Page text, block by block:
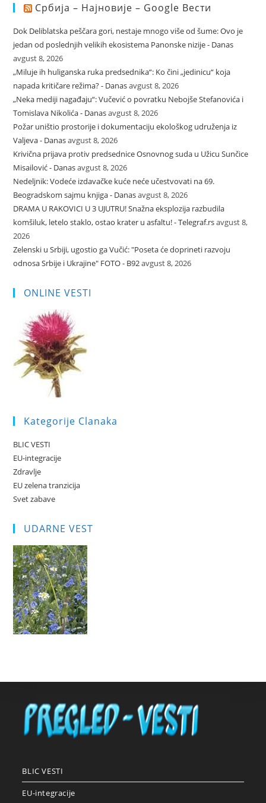
Србија – Најновије – Google Вести
Dok Deliblatska peščara gori, nestaje mnogo više od šume: Ovo je
jedan od poslednjih velikih ekosistema Panonske nizije - Danas
avgust 8, 2026
„Miluje ih huliganska ruka predsednika“: Ko čini „jedinicu“ koja
napada kritičare režima? - Danasavgust 8, 2026
„Neka mediji nagađaju“: Vučević o povratku Nebojše Stefanovića i
Tomislava Nikolića - Danasavgust 8, 2026
Požar uništio prostorije i dokumentaciju ekološkog udruženja iz
Valjeva - Danasavgust 8, 2026
Krivična prijava protiv predsednice Osnovnog suda u Užicu Sunčice
Misailović - Danasavgust 8, 2026
Nedeljnik: Vodeće izdavačke kuće neće učestvovati na 69.
Beogradskom sajmu knjiga - Danasavgust 8, 2026
DRAMA U RAKOVICI U 3 UJUTRU! Snažna eksplozija razbudila
komšiluk, letelo staklo, ostao krater u asfaltu! - Telegraf.rsavgust 8,
2026
Zelenski u Srbiji, ugostio ga Vučić: "Poseta će doprineti razvoju
odnosa Srbije i Ukrajine" FOTO - B92avgust 8, 2026
ONLINE VESTI
Kategorije Clanaka
BLIC VESTI
EU-integracije
Zdravlje
EU zelena tranzicija
Svet zabave
UDARNE VEST
BLIC VESTI
EU-integracije